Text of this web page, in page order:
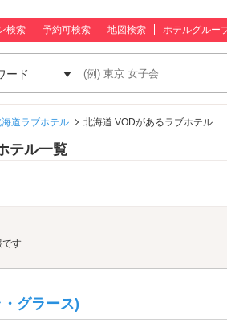
検索 予約可検索 地図検索 ホテルグルー
ード
道ラブホテル 北海道 VODがあるラブホテル
テル一覧
す
グラース)